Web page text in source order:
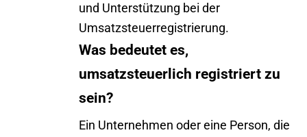
und Unterstützung bei der
Umsatzsteuerregistrierung.
Was bedeutet es,
umsatzsteuerlich registriert zu
sein?
Ein Unternehmen oder eine Person, die